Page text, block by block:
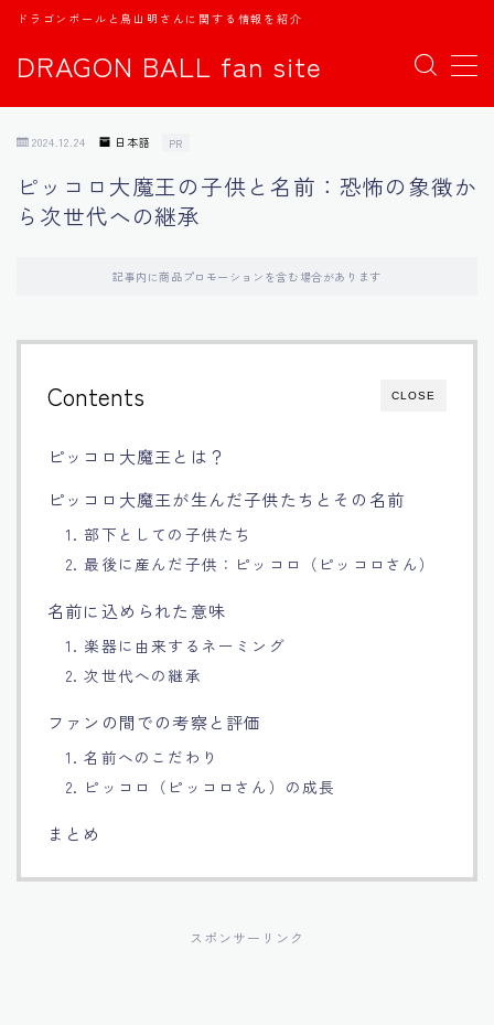
DRAGON BALL fan site
ドラゴンボールと鳥山明さんに関する情報を紹介
MENU
日本語
中文
Español
اللغة العربية
Français
Português
2024.12.24 日本語 PR
ピッコロ大魔王の子供と名前：恐怖の象徴か
ら次世代への継承
記事内に商品プロモーションを含む場合があります
CLOSE
Contents
ピッコロ大魔王とは？
ピッコロ大魔王が生んだ子供たちとその名前
1. 部下としての子供たち
2. 最後に産んだ子供：ピッコロ（ピッコロさん）
名前に込められた意味
1. 楽器に由来するネーミング
2. 次世代への継承
ファンの間での考察と評価
1. 名前へのこだわり
2. ピッコロ（ピッコロさん）の成長
まとめ
スポンサーリンク